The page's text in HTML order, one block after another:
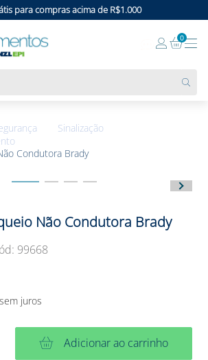
para compras acima de R$1.000
0
Sinalização
Condutora Brady
Não Condutora Brady
: 99668
sem juros
Adicionar ao carrinho